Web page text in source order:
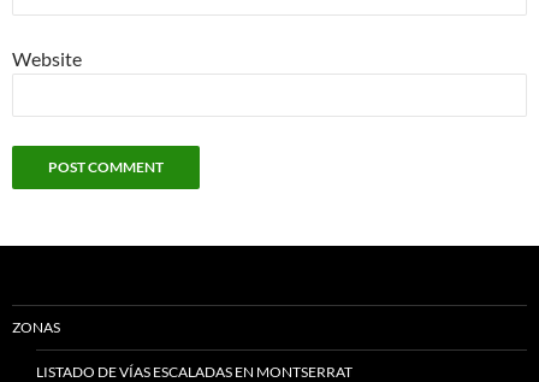
Website
ZONAS
LISTADO DE VÍAS ESCALADAS EN MONTSERRAT